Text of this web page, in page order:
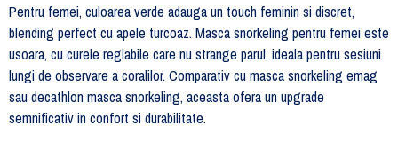
Pentru femei, culoarea verde adauga un touch feminin si discret,
blending perfect cu apele turcoaz. Masca snorkeling pentru femei este
usoara, cu curele reglabile care nu strange parul, ideala pentru sesiuni
lungi de observare a coralilor. Comparativ cu masca snorkeling emag
sau decathlon masca snorkeling, aceasta ofera un upgrade
semnificativ in confort si durabilitate.